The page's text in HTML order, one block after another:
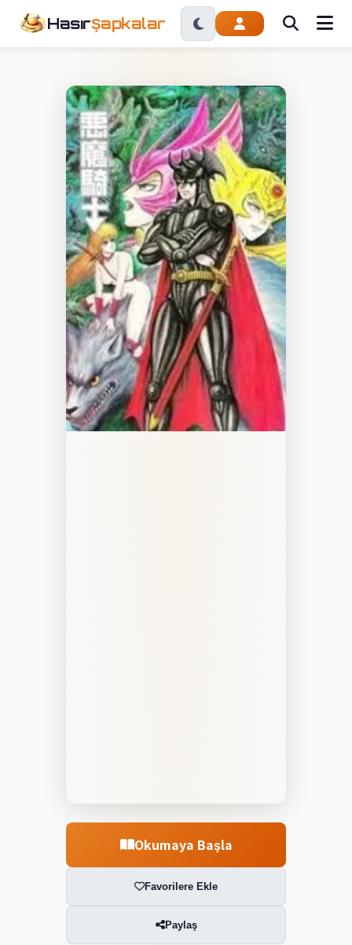
HasırŞapkalar
Okumaya Başla
Favorilere Ekle
Paylaş